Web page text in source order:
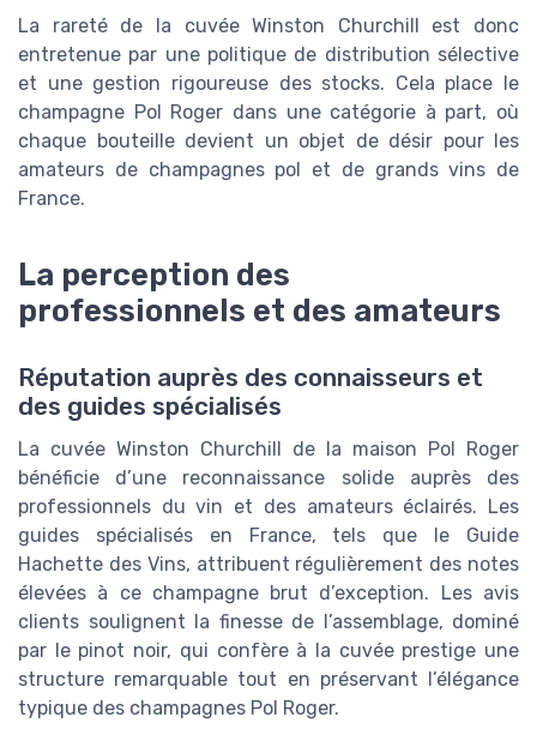
La rareté de la cuvée Winston Churchill est donc
entretenue par une politique de distribution sélective
et une gestion rigoureuse des stocks. Cela place le
champagne Pol Roger dans une catégorie à part, où
chaque bouteille devient un objet de désir pour les
amateurs de champagnes pol et de grands vins de
France.
La perception des
professionnels et des amateurs
Réputation auprès des connaisseurs et
des guides spécialisés
La cuvée Winston Churchill de la maison Pol Roger
bénéficie d’une reconnaissance solide auprès des
professionnels du vin et des amateurs éclairés. Les
guides spécialisés en France, tels que le Guide
Hachette des Vins, attribuent régulièrement des notes
élevées à ce champagne brut d’exception. Les avis
clients soulignent la finesse de l’assemblage, dominé
par le pinot noir, qui confère à la cuvée prestige une
structure remarquable tout en préservant l’élégance
typique des champagnes Pol Roger.